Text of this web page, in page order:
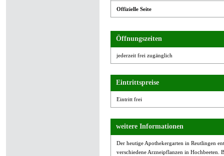
Offizielle Seite
Öffnungszeiten
jederzeit frei zugänglich
Eintrittspreise
Eintritt frei
weitere Informationen
Der heutige Apothekergarten in Reutlingen
verschiedene Arzneipflanzen in Hochbeeten.